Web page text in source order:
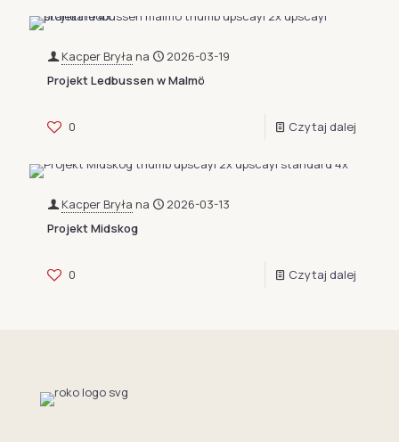
Kacper Bryła na
2026-03-19
Projekt Ledbussen w Malmö
0 Czytaj dalej
Kacper Bryła na
2026-03-13
Projekt Midskog
0 Czytaj dalej